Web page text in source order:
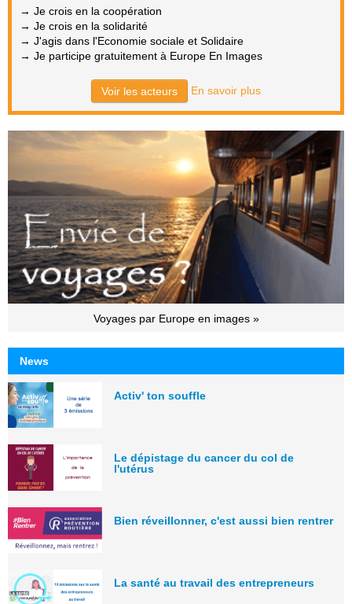
→ Je crois en la coopération
→ Je crois en la solidarité
→ J'agis dans l'Economie sociale et Solidaire
→ Je participe gratuitement à Europe En Images
Voir les acteurs En savoir plus
Voyages par Europe en images »
News
Activ' ton souffle
Le dépistage du cancer du col de
l'utérus
Bien réveillonner, c'est aussi bien rentrer
La santé au travail des entrepreneurs